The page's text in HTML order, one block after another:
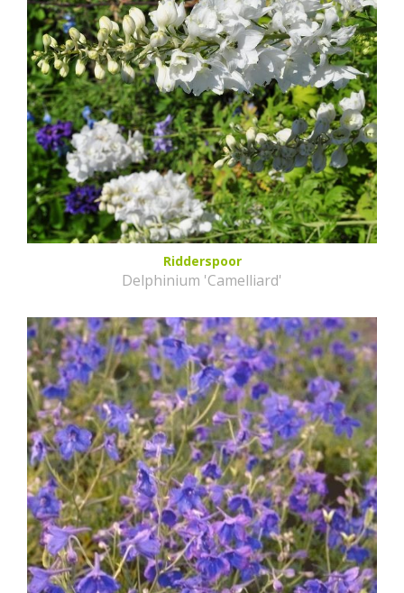
Ridderspoor
Delphinium 'Camelliard'